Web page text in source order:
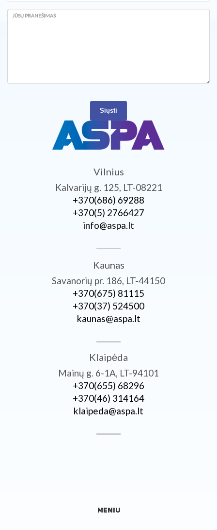
JŪSŲ PRANEŠIMAS
Siųsti
Vilnius
Kalvarijų g. 125, LT-08221
+370­(686) 69288
+370­(5) 2766427
info@aspa.lt
Kaunas
Savanorių pr. 186, LT-44150
+370­(675) 81115
+370­(37) 524500
kaunas@aspa.lt
Klaipėda
Mainų g. 6-1A, LT-94101
+370­(655) 68296
+370­(46) 314164
klaipeda@aspa.lt
MENIU